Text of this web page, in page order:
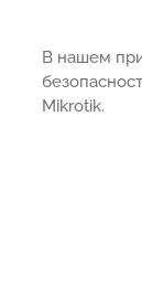
В нашем
Mikrotik.